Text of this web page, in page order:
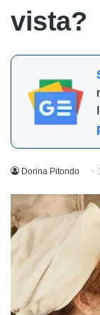
vista?
Dorina Pitondo